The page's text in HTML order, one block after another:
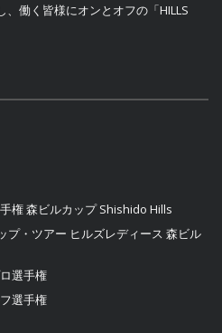
働く皆様にオンとオフの「HILLS
権 森ビルカップ Shishido Hills
プ・ツアー ヒルズレディース 森ビル
選手権
選手権